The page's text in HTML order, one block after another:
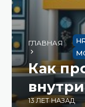
ГЛАВНАЯ
Как
13 ЛЕТ НАЗАД